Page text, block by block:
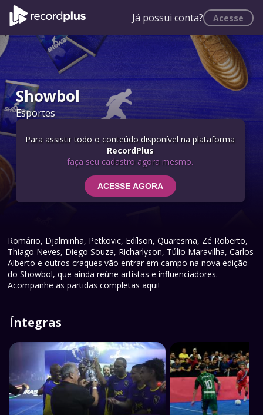
Já possui conta? Acesse
Showbol
Esportes
Para assistir todo o conteúdo disponível na plataforma
RecordPlus
faça seu cadastro agora mesmo.
ACESSE AGORA
Romário, Djalminha, Petkovic, Edílson, Quaresma, Zé Roberto,
Thiago Neves, Diego Souza, Richarlyson, Túlio Maravilha, Carlos
Alberto e outros craques vão entrar em campo na nova edição
do Showbol, que ainda reúne artistas e influenciadores.
Acompanhe as partidas completas aqui!
Íntegras